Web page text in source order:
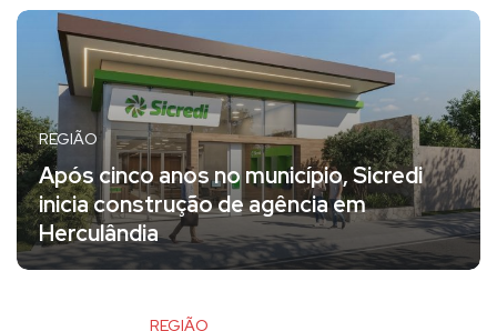
REGIÃO
REGIÃO
Após cinco anos no município, Sicredi
inicia construção de agência em
Herculândia